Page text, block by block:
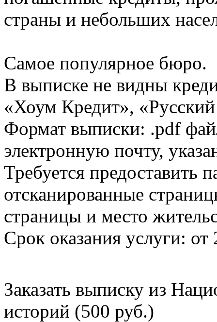
страны и небольших
Самое популярное бюро.
В выписке не видны
«Хоум Кредит»,
Формат выписки: .pdf
электронную почту,
Требуется предоставить
отсканированные
страницы и место
Срок оказания услуги: от
Заказать выписку из
историй (500 руб.)